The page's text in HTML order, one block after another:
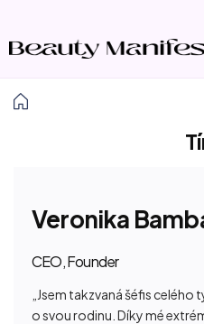
obsah
Veronika
CEO, Founder
„Jsem takzvaná šéfis
o svou rodinu. Díky mé